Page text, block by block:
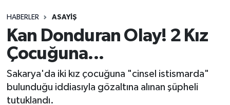
HABERLER ASAYİŞ
Kan Donduran Olay! 2 Kız
Çocuğuna...
Sakarya'da iki kız çocuğuna "cinsel istismarda"
bulunduğu iddiasıyla gözaltına alınan şüpheli
tutuklandı.